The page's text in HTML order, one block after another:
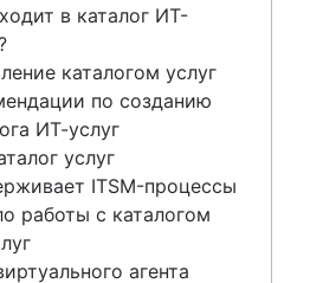
конфигурацией
и активами
управлению активами ИТ и
ИТ-услуг
в каталог ИТ-
каталогом услуг
по созданию
ИТ-услуг
услуг
ITSM-процессы
работы с каталогом
агента